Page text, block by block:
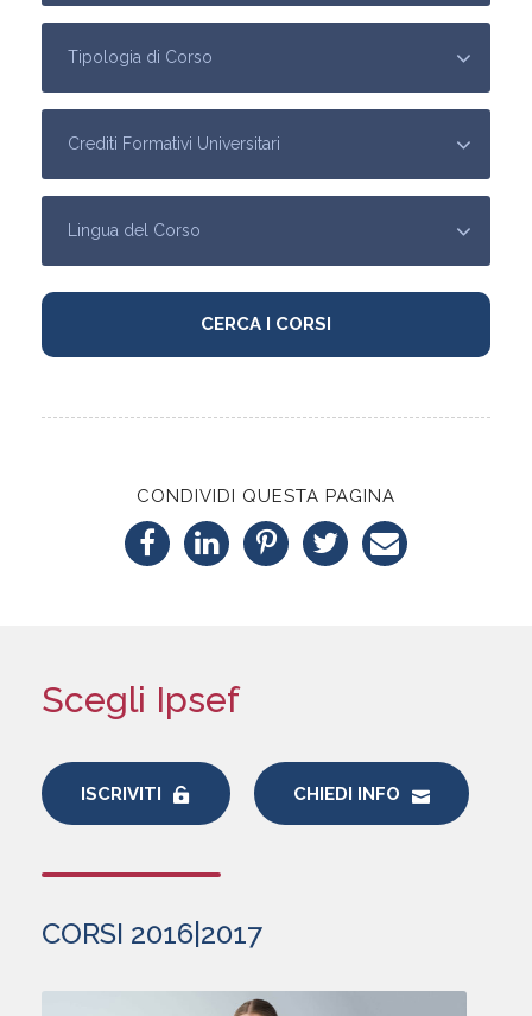
CONDIVIDI QUESTA PAGINA
Scegli Ipsef
ISCRIVITI CHIEDI INFO
CORSI 2016|2017